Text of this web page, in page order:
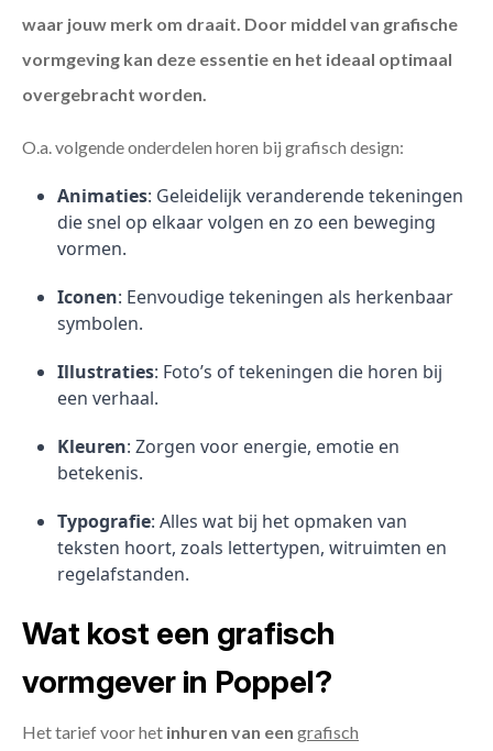
waar jouw merk om draait. Door middel van grafische
vormgeving kan deze essentie en het ideaal optimaal
overgebracht worden.
O.a. volgende onderdelen horen bij grafisch design:
Animaties: Geleidelijk veranderende tekeningen
die snel op elkaar volgen en zo een beweging
vormen.
Iconen: Eenvoudige tekeningen als herkenbaar
symbolen.
Illustraties: Foto’s of tekeningen die horen bij
een verhaal.
Kleuren: Zorgen voor energie, emotie en
betekenis.
Typografie: Alles wat bij het opmaken van
teksten hoort, zoals lettertypen, witruimten en
regelafstanden.
Wat kost een grafisch
vormgever in Poppel?
Het tarief voor het inhuren van een grafisch